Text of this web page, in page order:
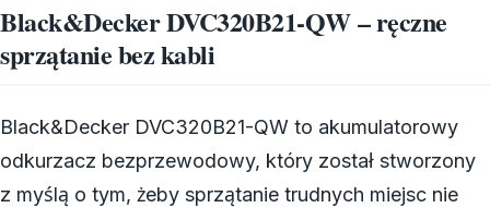
Black&Decker DVC320B21-QW – ręczne
sprzątanie bez kabli
Black&Decker DVC320B21-QW to akumulatorowy
odkurzacz bezprzewodowy, który został stworzony
z myślą o tym, żeby sprzątanie trudnych miejsc nie